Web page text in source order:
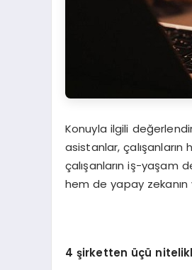
Konuyla ilgili
asistanlar,
çalışanların iş-yaşam
hem de yapay zekanın
4 şirketten üçü